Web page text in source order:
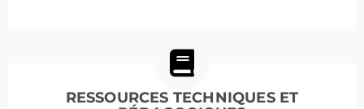
RESSOURCES TECHNIQUES ET